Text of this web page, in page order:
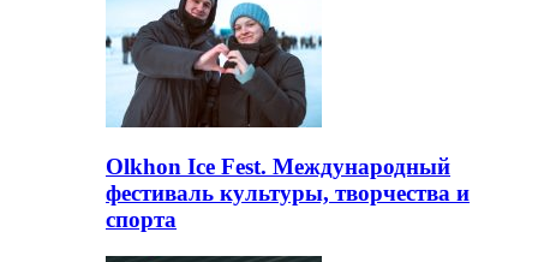
Olkhon Ice Fest. Международный
фестиваль культуры, творчества и
спорта